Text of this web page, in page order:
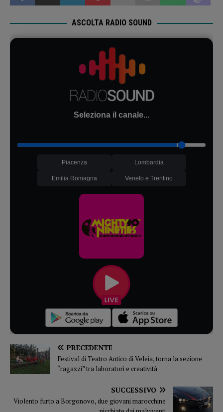
ASCOLTA RADIO SOUND
Seleziona il canale...
Piacenza Lombardia
Emilia Romagna Veneto e Trentino
PRECEDENTE
Festival di Teatro Antico di Veleia, torna la sezione
“ragazzi” tra laboratori e creatività
SUCCESSIVO
Violento furto a Borgonovo, due giovani marocchine